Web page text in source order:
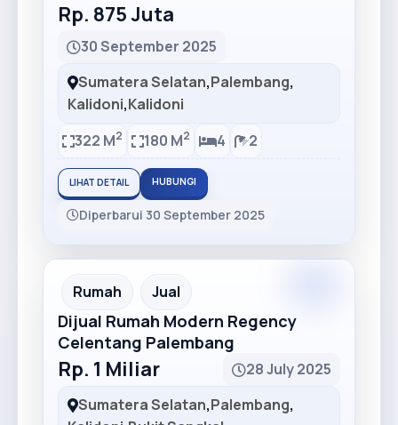
Rp. 875 Juta
30 September 2025
Sumatera Selatan,Palembang,
Kalidoni,Kalidoni
322 M2 180 M2 4 2
LIHAT DETAIL HUBUNGI
Diperbarui 30 September 2025
Rumah Jual
Dijual Rumah Modern Regency
Celentang Palembang
Rp. 1 Miliar
28 July 2025
Sumatera Selatan,Palembang,